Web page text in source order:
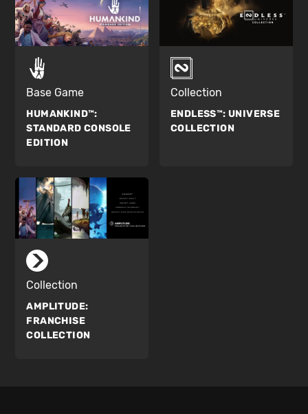
Base Game
HUMANKIND™:
STANDARD CONSOLE
EDITION
Collection
ENDLESS™: UNIVERSE
COLLECTION
Collection
AMPLITUDE:
FRANCHISE
COLLECTION